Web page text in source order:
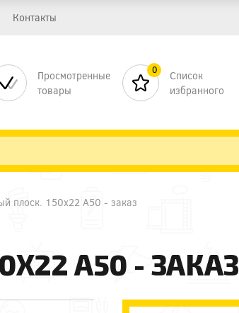
Контакты
Просмотренные
товары
0
Список
избранного
плоск. 150х22 А50 - заказ
А50 - ЗАКАЗ